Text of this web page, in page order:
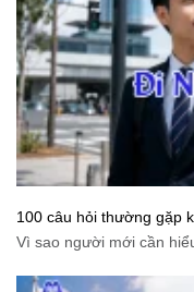
100 câu hỏi thường gặp
hiểu cho người mới bắt
Vì sao người mới cần